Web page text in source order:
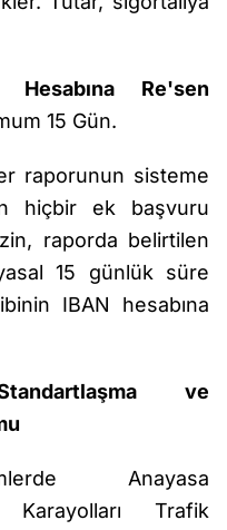
Hesabına Re'sen
15 Gün.
raporunun sisteme
hiçbir ek başvuru
raporda belirtilen
15 günlük süre
IBAN hesabına
ve
Anayasa
Karayolları Trafik